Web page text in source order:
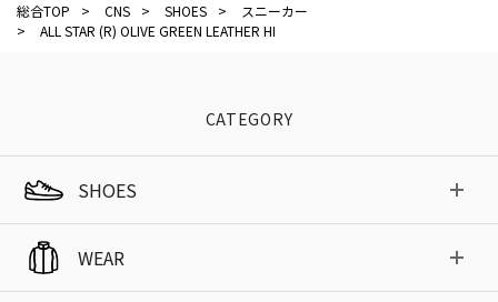
総合TOP > CNS > SHOES >
スニーカー
>
ALL STAR (R) OLIVE GREEN LEATHER HI
CATEGORY
SHOES
WEAR